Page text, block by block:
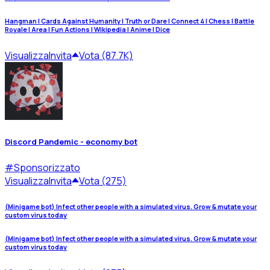
Hangman | Cards Against Humanity | Truth or Dare | Connect 4 | Chess | Battle
Royale | Area | Fun Actions | Wikipedia | Anime | Dice
VisualizzaInvita Vota (87.7K)
Discord Pandemic - economy bot
#Sponsorizzato
VisualizzaInvita Vota (275)
(Minigame bot) Infect other people with a simulated virus. Grow & mutate your
custom virus today
(Minigame bot) Infect other people with a simulated virus. Grow & mutate your
custom virus today